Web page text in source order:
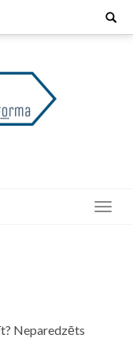
Search
Neparedzēts